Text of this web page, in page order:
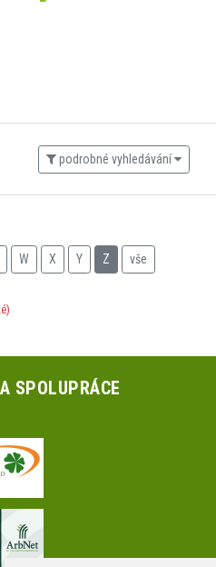
podrobné vyhledávání
W X Y Z vše
SPOLUPRÁCE